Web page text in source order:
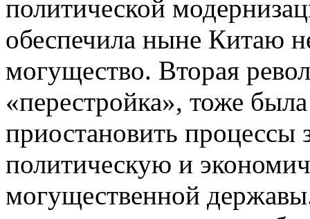
политической
обеспечила ныне Китаю
могущество. Вторая
«перестройка», тоже
приостановить процессы
политическую и
могущественной